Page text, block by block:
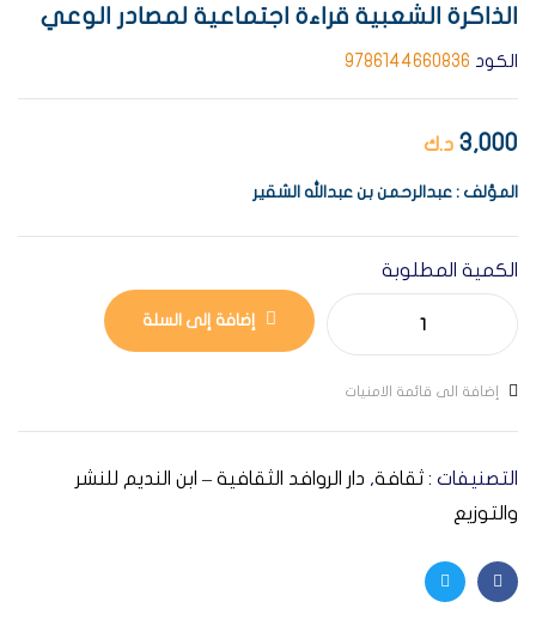
الذاكرة الشعبية قراءة اجتماعية لمصادر الوعي
الكود 9786144660836
3,000 د.ك
المؤلف : عبدالرحمن بن عبدالله الشقير
الكمية المطلوبة
إضافة إلى السلة
إضافة الى قائمة الامنيات
التصنيفات : ثقافة, دار الروافد الثقافية – ابن النديم للنشر
والتوزيع
Facebook
Twitter